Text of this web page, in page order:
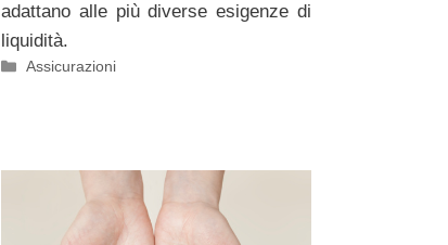
adattano alle più diverse esigenze di
liquidità.
Categorie
Assicurazioni